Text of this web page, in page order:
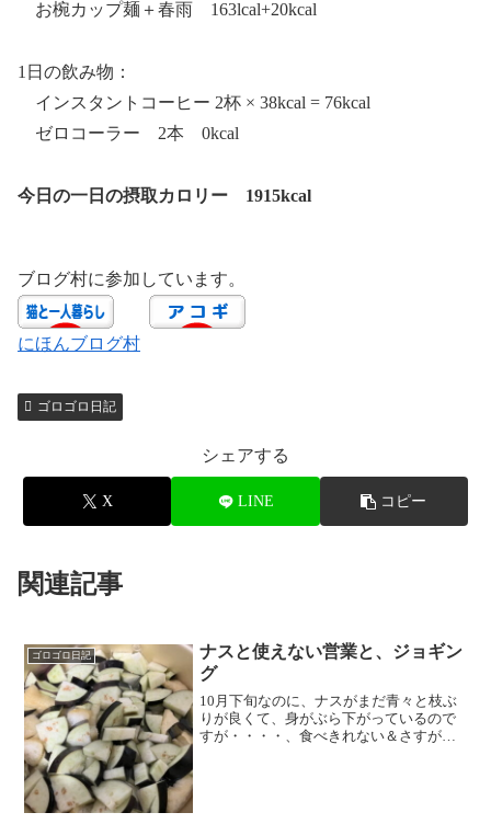
お椀カップ麺＋春雨 163lcal+20kcal
1日の飲み物：
インスタントコーヒー 2杯 × 38kcal = 76kcal
ゼロコーラー 2本 0kcal
今日の一日の摂取カロリー 1915kcal
ブログ村に参加しています。
にほんブログ村
ゴロゴロ日記
シェアする
X LINE コピー
関連記事
ゴロゴロ日記
ナスと使えない営業と、ジョギン
グ
10月下旬なのに、ナスがまだ青々と枝ぶ
りが良くて、身がぶら下がっているので
すが・・・・、食べきれない＆さすがに